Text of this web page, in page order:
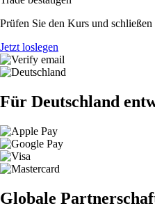
Prüfen Sie den Kurs und
Jetzt loslegen
Für Deutschland
Globale